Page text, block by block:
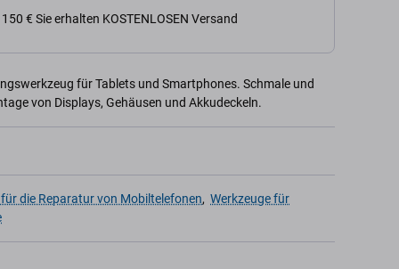
€ Sie erhalten KOSTENLOSEN Versand
für Tablets und Smartphones. Schmale und
von Displays, Gehäusen und Akkudeckeln.
die Reparatur von Mobiltelefonen, Werkzeuge für